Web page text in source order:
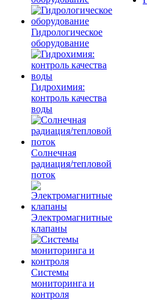
Гидрологическое
оборудование
Гидрохимия:
контроль качества
воды
Солнечная
радиация/тепловой
поток
Электромагнитные
клапаны
Системы
мониторинга и
контроля